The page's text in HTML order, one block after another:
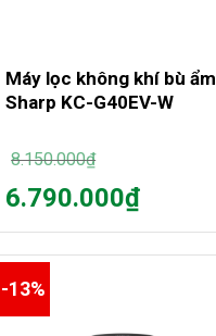
Máy lọc không khí bù ẩm
Sharp KC-G40EV-W
8.150.000₫
Giá
gốc
là:
6.790.000₫
tại
là:
6.790.000₫.
-13%